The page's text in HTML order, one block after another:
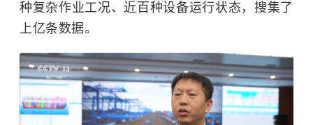
种复杂作业工况、近百种设备运行状态，搜集了
上亿条数据。